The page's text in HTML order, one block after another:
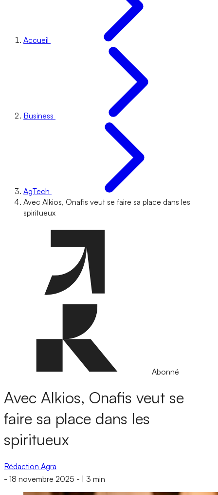
Accueil
Business
AgTech
Avec Alkios, Onafis veut se faire sa place dans les
spiritueux
Abonné
Avec Alkios, Onafis veut se
faire sa place dans les
spiritueux
Rédaction Agra
- 18 novembre 2025 - 3 min